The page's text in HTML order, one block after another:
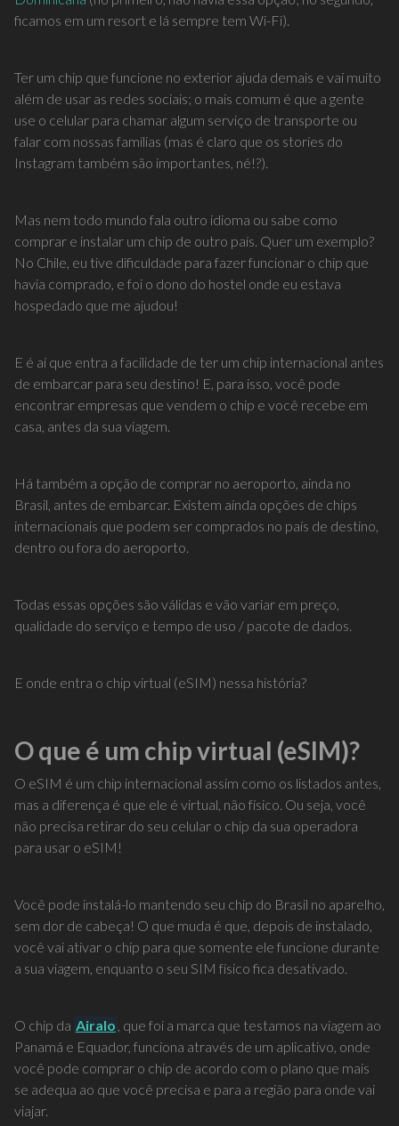
ficamos em um resort e lá sempre tem Wi-Fi).
Ter um chip que funcione no exterior ajuda demais e vai muito
além de usar as redes sociais; o mais comum é que a gente
use o celular para chamar algum serviço de transporte ou
falar com nossas famílias (mas é claro que os stories do
Instagram também são importantes, né!?).
Mas nem todo mundo fala outro idioma ou sabe como
comprar e instalar um chip de outro país. Quer um exemplo?
No Chile, eu tive dificuldade para fazer funcionar o chip que
havia comprado, e foi o dono do hostel onde eu estava
hospedado que me ajudou!
E é aí que entra a facilidade de ter um chip internacional antes
de embarcar para seu destino! E, para isso, você pode
encontrar empresas que vendem o chip e você recebe em
casa, antes da sua viagem.
Há também a opção de comprar no aeroporto, ainda no
Brasil, antes de embarcar. Existem ainda opções de chips
internacionais que podem ser comprados no país de destino,
dentro ou fora do aeroporto.
Todas essas opções são válidas e vão variar em preço,
qualidade do serviço e tempo de uso / pacote de dados.
E onde entra o chip virtual (eSIM) nessa história?
O que é um chip virtual (eSIM)?
O eSIM é um chip internacional assim como os listados antes,
mas a diferença é que ele é virtual, não físico. Ou seja, você
não precisa retirar do seu celular o chip da sua operadora
para usar o eSIM!
Você pode instalá-lo mantendo seu chip do Brasil no aparelho,
sem dor de cabeça! O que muda é que, depois de instalado,
você vai ativar o chip para que somente ele funcione durante
a sua viagem, enquanto o seu SIM físico fica desativado.
O chip da Airalo , que foi a marca que testamos na viagem ao
Panamá e Equador, funciona através de um aplicativo, onde
você pode comprar o chip de acordo com o plano que mais
se adequa ao que você precisa e para a região para onde vai
viajar.